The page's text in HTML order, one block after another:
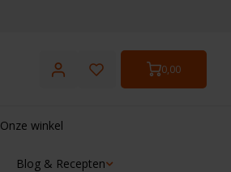
0,00
Onze winkel
Blog & Recepten